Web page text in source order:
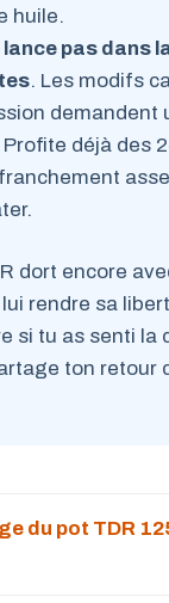
huile.
lance pas dans
. Les modifs
demandent
déjà des
franchement
dort encore
rendre sa
si tu as senti la
ton retour
du pot TDR